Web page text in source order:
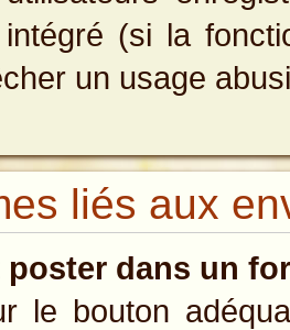
(si la
un usage
liés aux
poster dans un
le bouton